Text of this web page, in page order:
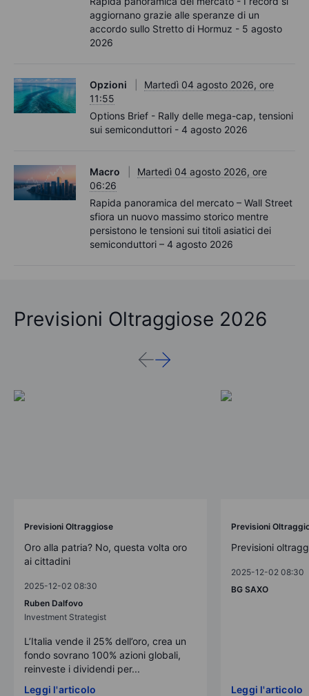
aggiornano grazie alle speranze di un
accordo sullo Stretto di Hormuz - 5 agosto
2026
Opzioni
Martedì 04 agosto 2026, ore
11:55
Options Brief - Rally delle mega-cap, tensioni
sui semiconduttori - 4 agosto 2026
Macro
Martedì 04 agosto 2026, ore
06:26
Rapida panoramica del mercato – Wall Street
sfiora un nuovo massimo storico mentre
persistono le tensioni sui titoli asiatici dei
semiconduttori – 4 agosto 2026
Previsioni Oltraggiose 2026
Previsioni Oltraggiose
Oro alla patria? No, questa volta oro
ai cittadini
2025-12-02 08:30
Ruben Dalfovo
Investment Strategist
L’Italia vende il 25% dell’oro, crea un
fondo sovrano 100% azioni globali,
reinveste i dividendi per...
Leggi l'articolo
Previsioni
Previsioni
2025-12-02 08:30
BG SAXO
Leggi l'articolo